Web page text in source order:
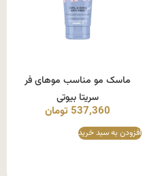
ماسک مو مناسب موهای فر
سریتا بیوتی
537,360 تومان
افزودن به سبد خرید